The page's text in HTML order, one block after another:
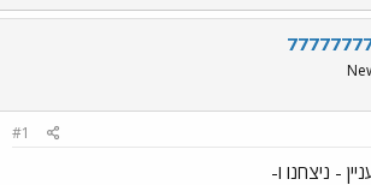
ס
ם
ב
ת
ך
#1
- ניצחנו ו-